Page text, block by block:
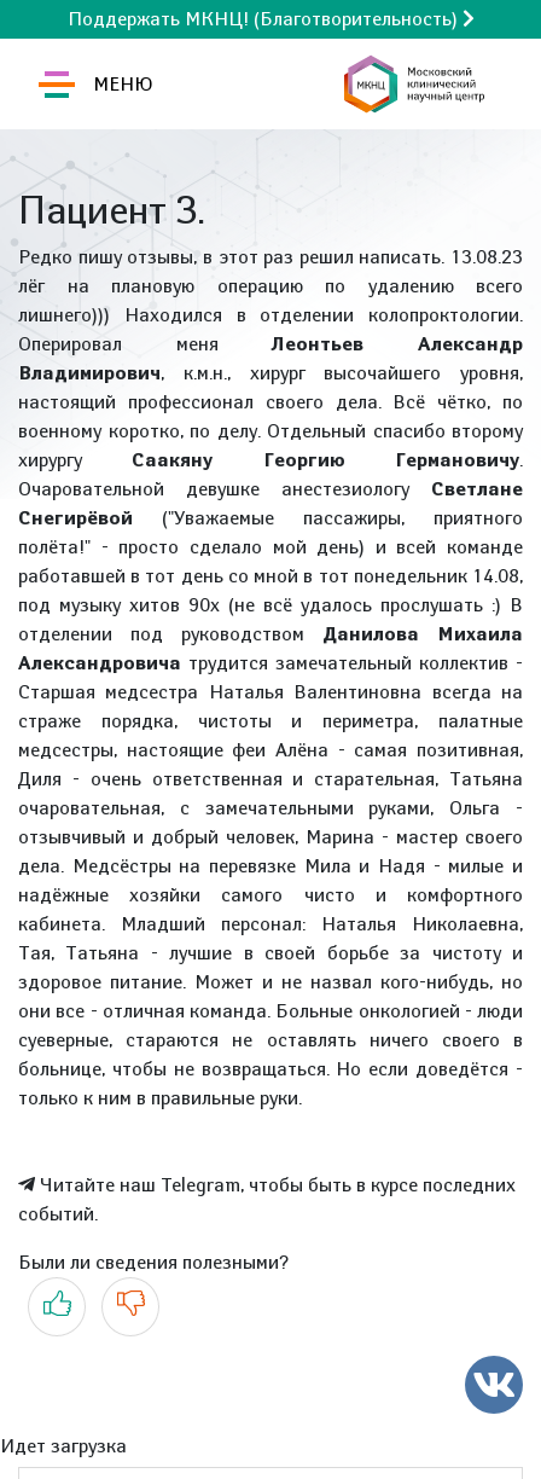
Поддержать МКНЦ! (Благотворительность)
МЕНЮ
Пациент З.
Редко пишу отзывы, в этот раз решил написать. 13.08.23
лёг на плановую операцию по удалению всего
лишнего))) Находился в отделении колопроктологии.
Оперировал меняЛеонтьев Александр
Владимирович, к.м.н., хирург высочайшего уровня,
настоящий профессионал своего дела. Всё чётко, по
военному коротко, по делу. Отдельный спасибо второму
хирургу Саакяну Георгию Германовичу.
Очаровательной девушке анестезиологу Светлане
Снегирёвой ("Уважаемые пассажиры, приятного
полёта!" - просто сделало мой день) и всей команде
работавшей в тот день со мной в тот понедельник 14.08,
под музыку хитов 90х (не всё удалось прослушать :) В
отделении под руководством Данилова Михаила
Александровича трудится замечательный коллектив -
Старшая медсестра Наталья Валентиновна всегда на
страже порядка, чистоты и периметра, палатные
медсестры, настоящие феи Алёна - самая позитивная,
Диля - очень ответственная и старательная, Татьяна
очаровательная, с замечательными руками, Ольга -
отзывчивый и добрый человек, Марина - мастер своего
дела. Медсёстры на перевязке Мила и Надя - милые и
надёжные хозяйки самого чисто и комфортного
кабинета. Младший персонал: Наталья Николаевна,
Тая, Татьяна - лучшие в своей борьбе за чистоту и
здоровое питание. Может и не назвал кого-нибудь, но
они все - отличная команда. Больные онкологией - люди
суеверные, стараются не оставлять ничего своего в
больнице, чтобы не возвращаться. Но если доведётся -
только к ним в правильные руки.
Читайте наш Telegram, чтобы быть в курсе последних
событий.
Были ли сведения полезными?
Да Нет
Идет загрузка